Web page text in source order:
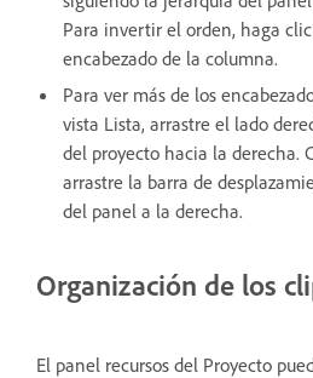
Para invertir el orden, haga
encabezado de la columna.
Para ver más de los
vista Lista, arrastre el lado
del proyecto hacia la derecha.
arrastre la barra de
del panel a la derecha.
Organización de los
El panel recursos del Proyecto